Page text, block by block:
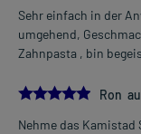
Sehr einfach in der
umgehend,
Zahnpasta , bin
5.0
Ron
Nehme das Kamistad